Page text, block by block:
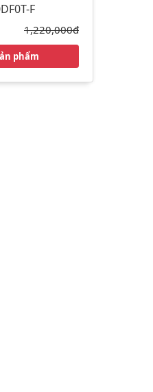
F
Giá gốc:
1,220,000đ
phẩm